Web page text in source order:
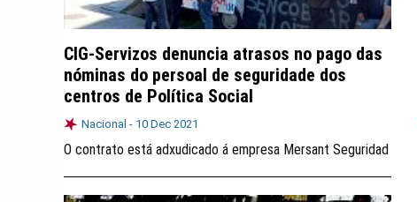
CIG-Servizos denuncia atrasos no pago das
nóminas do persoal de seguridade dos
centros de Política Social
Nacional - 10 Dec 2021
O contrato está adxudicado á empresa Mersant Seguridad